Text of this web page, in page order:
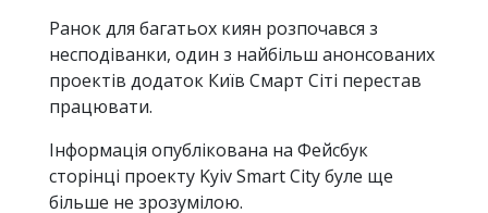
Ранок для багатьох киян розпочався з
несподіванки, один з найбільш анонсованих
проектів додаток Київ Смарт Сіті перестав
працювати.
Інформація опублікована на Фейсбук
сторінці проекту Kyiv Smart City буле ще
більше не зрозумілою.